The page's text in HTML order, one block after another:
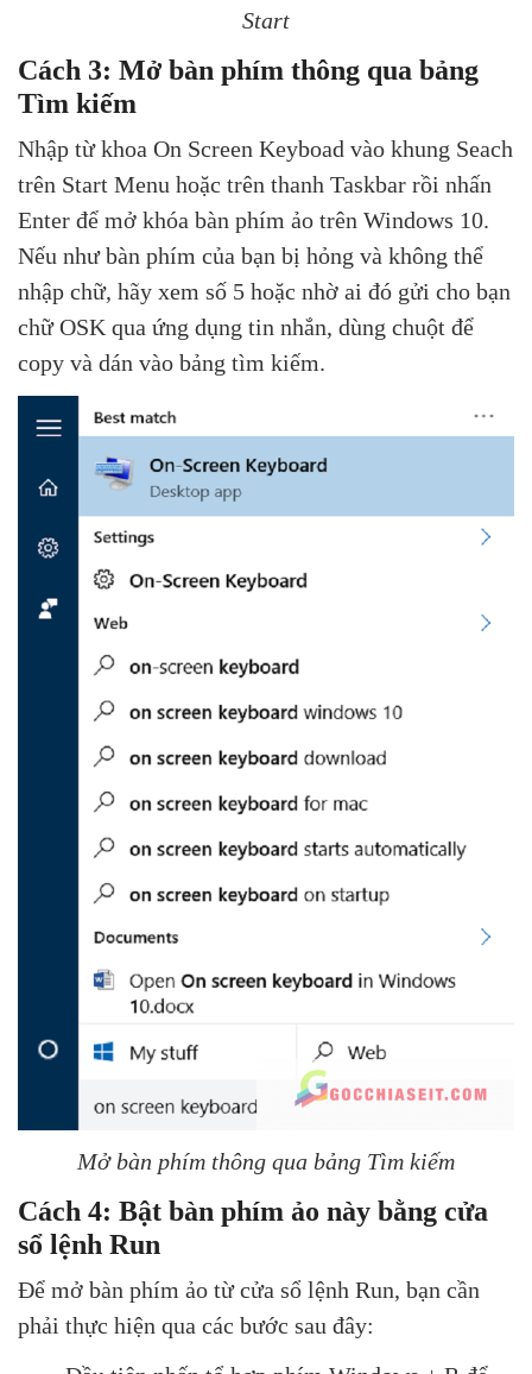
Start
Cách 3: Mở bàn phím thông qua bảng
Tìm kiếm
Nhập từ khoa On Screen Keyboad vào khung Seach
trên Start Menu hoặc trên thanh Taskbar rồi nhấn
Enter để mở khóa bàn phím ảo trên Windows 10.
Nếu như bàn phím của bạn bị hỏng và không thể
nhập chữ, hãy xem số 5 hoặc nhờ ai đó gửi cho bạn
chữ OSK qua ứng dụng tin nhắn, dùng chuột để
copy và dán vào bảng tìm kiếm.
Mở bàn phím thông qua bảng Tìm kiếm
Cách 4: Bật bàn phím ảo này bằng cửa
sổ lệnh Run
Để mở bàn phím ảo từ cửa sổ lệnh Run, bạn cần
phải thực hiện qua các bước sau đây: